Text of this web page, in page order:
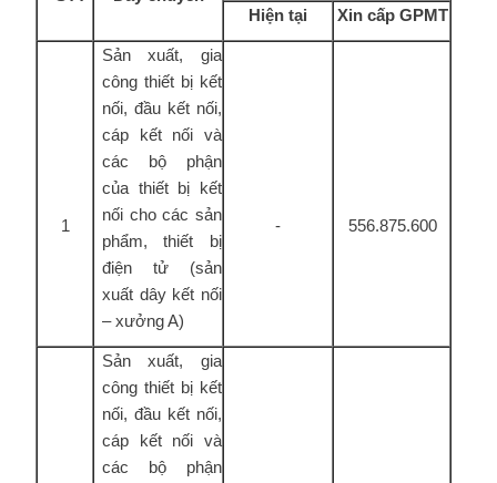
Hiện tại Xin cấp GPMT
1
Sản xuất, gia
công thiết bị kết
nối, đầu kết nối,
cáp kết nối và
các bộ phận
của thiết bị kết
nối cho các sản
phẩm, thiết bị
điện tử (sản
xuất dây kết nối
– xưởng A)
- 556.875.600
Sản xuất, gia
công thiết bị kết
nối, đầu kết nối,
cáp kết nối và
các bộ phận